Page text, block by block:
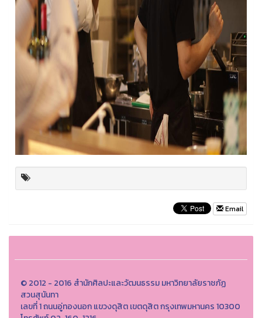
Email
© 2012 - 2016 สำนักศิลปะและวัฒนธรรม มหาวิทยาลัยราชภัฏ
สวนสุนันทา
เลขที่ 1 ถนนอู่ทองนอก แขวงดุสิต เขตดุสิต กรุงเทพมหานคร 10300